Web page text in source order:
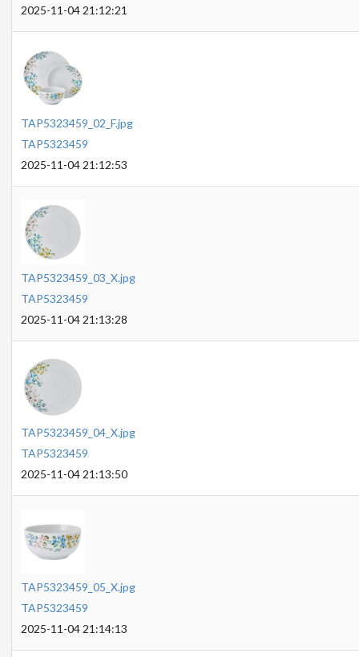
2025-11-04 21:12:21
TAP5323459_02_F.jpg
TAP5323459
2025-11-04 21:12:53
TAP5323459_03_X.jpg
TAP5323459
2025-11-04 21:13:28
TAP5323459_04_X.jpg
TAP5323459
2025-11-04 21:13:50
TAP5323459_05_X.jpg
TAP5323459
2025-11-04 21:14:13